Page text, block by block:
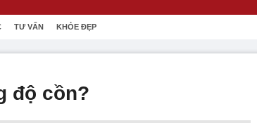
TƯ VẤN KHỎE ĐẸP
độ cồn?